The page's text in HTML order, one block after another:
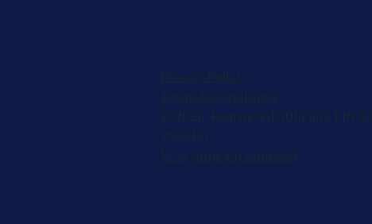
Privacy Policy
Terms & Conditions
© 2026, Registered 501(c)(3). EIN 82-
2953427
W-9 501(c)(3) Approval